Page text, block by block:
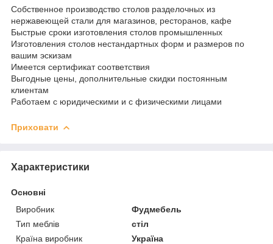
Собственное производство столов разделочных из
нержавеющей стали для магазинов, ресторанов, кафе
Быстрые сроки изготовления столов промышленных
Изготовления столов нестандартных форм и размеров по
вашим эскизам
Имеется сертификат соответствия
Выгодные цены, дополнительные скидки постоянным
клиентам
Работаем с юридическими и с физическими лицами
Приховати
Характеристики
Основні
Виробник
Фудмебель
Тип меблів
стіл
Країна виробник
Україна